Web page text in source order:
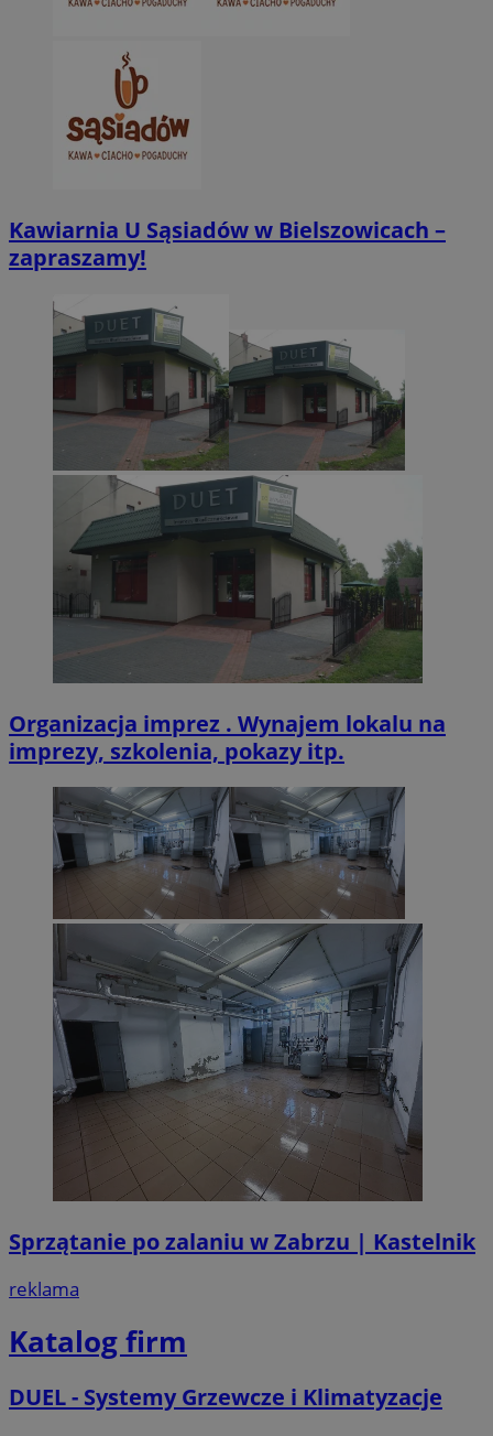
Kawiarnia U Sąsiadów w Bielszowicach –
zapraszamy!
Organizacja imprez . Wynajem lokalu na
imprezy, szkolenia, pokazy itp.
Sprzątanie po zalaniu w Zabrzu | Kastelnik
reklama
Katalog firm
DUEL - Systemy Grzewcze i Klimatyzacje